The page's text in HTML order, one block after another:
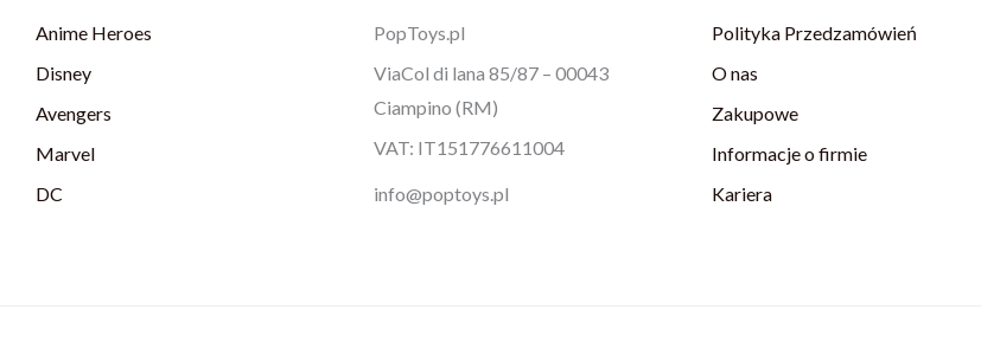
Anime Heroes
Disney
Avengers
Marvel
DC
PopToys.pl
ViaCol di lana 85/87 – 00043
Ciampino (RM)
VAT: IT151776611004
info@poptoys.pl
Polityka Przedzamówień
O nas
Zakupowe
Informacje o firmie
Kariera